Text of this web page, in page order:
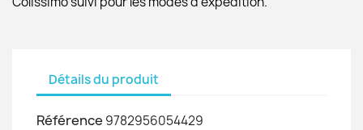
Détails du produit
Référence 9782956054429